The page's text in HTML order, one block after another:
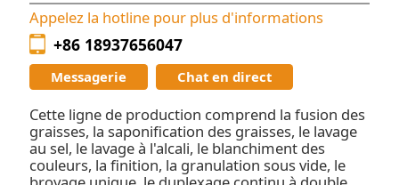
Appelez la hotline pour plus d'informations
+86 18937656047
Messagerie Chat en direct
Cette ligne de production comprend la fusion des
graisses, la saponification des graisses, le lavage
au sel, le lavage à l'alcali, le blanchiment des
couleurs, la finition, la granulation sous vide, le